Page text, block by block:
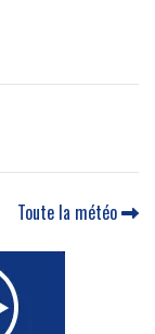
Toute la météo